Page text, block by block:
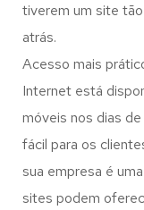
tiverem um site
atrás.
Acesso mais
Internet está
móveis nos dias
fácil para os
sua empresa é
sites podem